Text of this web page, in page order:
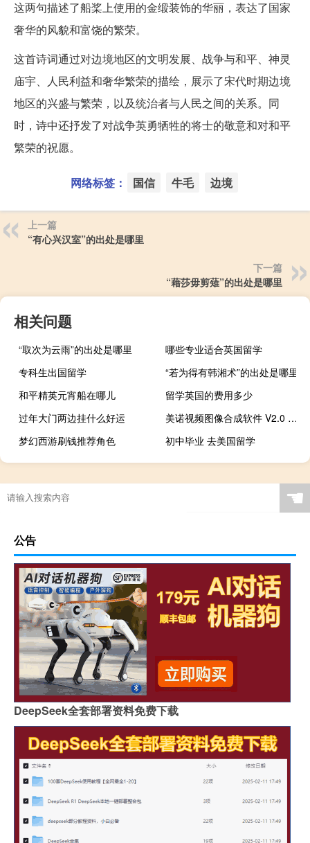
这两句描述了船桨上使用的金缎装饰的华丽，表达了国家
奢华的风貌和富饶的繁荣。
这首诗词通过对边境地区的文明发展、战争与和平、神灵
庙宇、人民利益和奢华繁荣的描绘，展示了宋代时期边境
地区的兴盛与繁荣，以及统治者与人民之间的关系。同
时，诗中还抒发了对战争英勇牺牲的将士的敬意和对和平
繁荣的祝愿。
网络标签： 国信 牛毛 边境
上一篇
“有心兴汉室”的出处是哪里
下一篇
“藉莎毋剪薙”的出处是哪里
相关问题
“取次为云雨”的出处是哪里
哪些专业适合英国留学
专科生出国留学
“若为得有韩湘术”的出处是哪里
和平精英元宵船在哪儿
留学英国的费用多少
过年大门两边挂什么好运
美诺视频图像合成软件 V2.0 绿色最新版（美诺视频图像合成软件 V2.0 绿色最新版功能简介）
梦幻西游刷钱推荐角色
初中毕业 去美国留学
☚
公告
DeepSeek全套部署资料免费下载